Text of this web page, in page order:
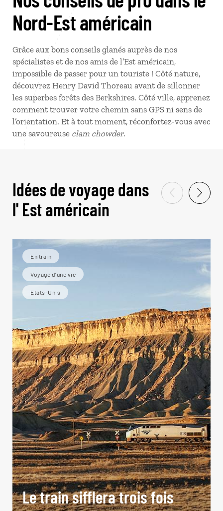
Nord-Est américain
Grâce aux bons conseils glanés auprès de nos
spécialistes et de nos amis de l’Est américain,
impossible de passer pour un touriste ! Côté nature,
découvrez Henry David Thoreau avant de sillonner
les superbes forêts des Berkshires. Côté ville, apprenez
comment trouver votre chemin sans GPS ni sens de
l’orientation. Et à tout moment, réconfortez-vous avec
une savoureuse clam chowder.
Idées de voyage dans
l' Est américain
En train
Voyage d'une vie
Etats-Unis
Le train sifflera trois fois